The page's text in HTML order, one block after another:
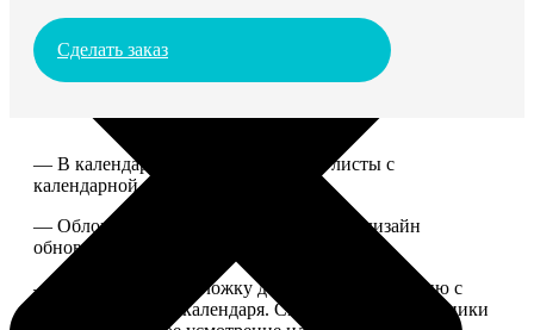
Сделать заказ
— В календаре 13 листов: обложка+листы с
календарной сеткой.
— Обложка для календаря стандартная, дизайн
обновляем каждый год.
— В кружочек на обложку добавляем фотографию с
одной из страниц календаря. Снимок наши сотрудники